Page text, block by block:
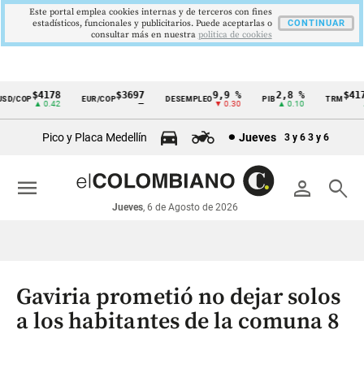
Cintillo
económicos
Colombia
COP$4178
▲ 0.42
EUR/COP$3697 DESEMPLEO 9,9 %
▼ 0.30
PIB2,8 %
▲ 0.10
TRM
Pico y Placa Medellín Jueves 3 y 6 3 y 6
person search
Jueves, 6 de Agosto de 2026
menu
Gaviria prometió no dejar solos
a los habitantes de la comuna 8
Este portal emplea cookies internas y de terceros con fines
estadísticos, funcionales y publicitarios. Puede aceptarlas o
consultar más en nuestra politica de cookies
CONTINUAR